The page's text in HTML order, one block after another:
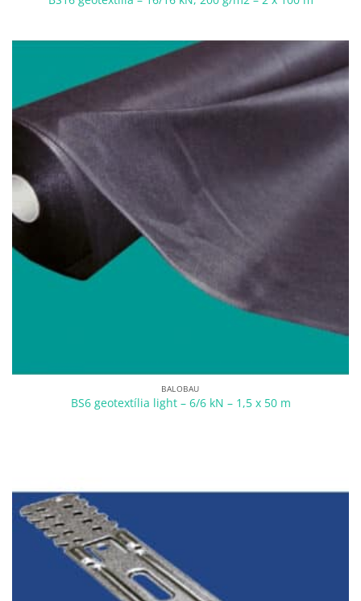
BALOBAU
BS6 geotextília light – 6/6 kN – 1,5 x 50 m